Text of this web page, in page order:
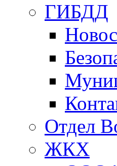
ГИБДД
Отдел
ЖКХ